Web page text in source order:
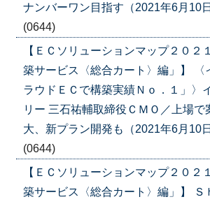
ナンバーワン目指す（2021年6月10
(0644)
【ＥＣソリューションマップ２０２
築サービス〈総合カート〉編」】 〈
ラウドＥＣで構築実績Ｎｏ．１」〉
リー 三石祐輔取締役ＣＭＯ／上場で
大、新プラン開発も（2021年6月10
(0644)
【ＥＣソリューションマップ２０２
築サービス〈総合カート〉編」】 Ｓ